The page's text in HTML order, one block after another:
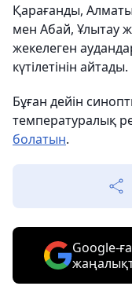
Қарағанды,
мен Абай, Ұлытау
жекелеген
күтілетінін айтады.
Бұған дейін
температуралық
болатын.
Google-